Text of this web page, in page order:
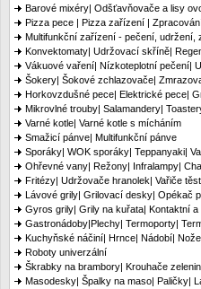
Barové mixéry| Odšťavňovače a lisy
Pizza pece | Pizza zařízení |
Multifunkční zařízení - pečení, udržení,
Konvektomaty| Udržovací skříně|
Vákuové vaření| Nízkoteplotní pečení|
Šokery| Šokové zchlazovače|
Horkovzdušné pece| Elektrické pece|
Mikrovlné trouby| Salamandery|
Varné kotle| Varné kotle s mícháním
Smažicí pánve| Multifunkční pánve
Sporáky| WOK sporáky| Teppanyaki|
Ohřevné vany| Režony| Infralampy|
Fritézy| Udržovače hranolek| Vařiče
Lávové grily| Grilovací desky| Opékač
Gyros grily| Grily na kuřata| Kontaktní a
Gastronádoby|Plechy| Termoporty|
Kuchyňské náčiní| Hrnce| Nádobí|
Roboty univerzální
Škrabky na brambory| Krouhače
Masodesky| Špalky na maso| Paličky|